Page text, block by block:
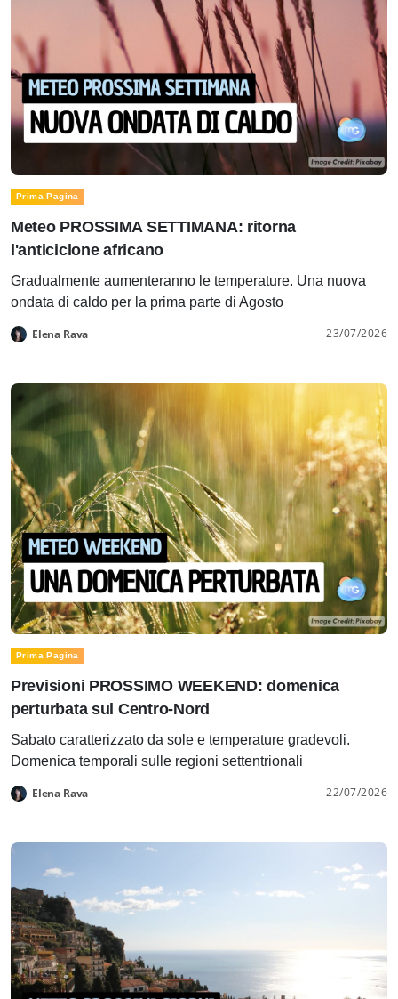
Prima Pagina
Meteo PROSSIMA SETTIMANA: ritorna
l'anticiclone africano
Gradualmente aumenteranno le temperature. Una nuova
ondata di caldo per la prima parte di Agosto
Elena Rava 23/07/2026
Prima Pagina
Previsioni PROSSIMO WEEKEND: domenica
perturbata sul Centro-Nord
Sabato caratterizzato da sole e temperature gradevoli.
Domenica temporali sulle regioni settentrionali
Elena Rava 22/07/2026